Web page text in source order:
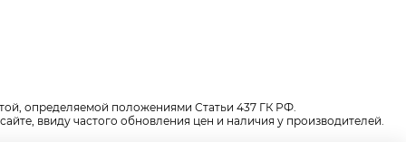
определяемой положениями Статьи 437 ГК РФ.
ввиду частого обновления цен и наличия у производителей.